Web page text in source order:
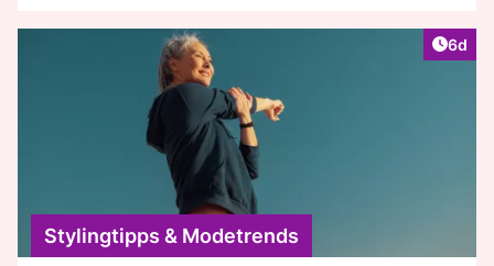
6d
Stylingtipps & Modetrends